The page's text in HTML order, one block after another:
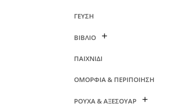
ΓΕΥΣΗ
ΒΙΒΛΙΟ
ΠΑΙΧΝΙΔΙ
ΟΜΟΡΦΙΑ & ΠΕΡΙΠΟΙΗΣΗ
ΡΟΥΧΑ & ΑΞΕΣΟΥΑΡ